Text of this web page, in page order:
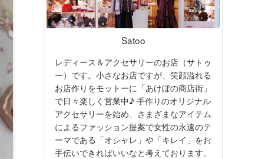
Satoo
レディース＆アクセサリーのお店（サトゥ
ー）です。小さなお店ですが、笑顔溢れる
お店作りをモットーに「あけぼの商店街」
で日々楽しく営業中♪ 手作りのオリジナル
アクセサリーを始め、さまざまなアイテム
によるファッション提案で女性の永遠のテ
ーマである「オシャレ」や「キレイ」をお
手伝いできればいいなと考えております。